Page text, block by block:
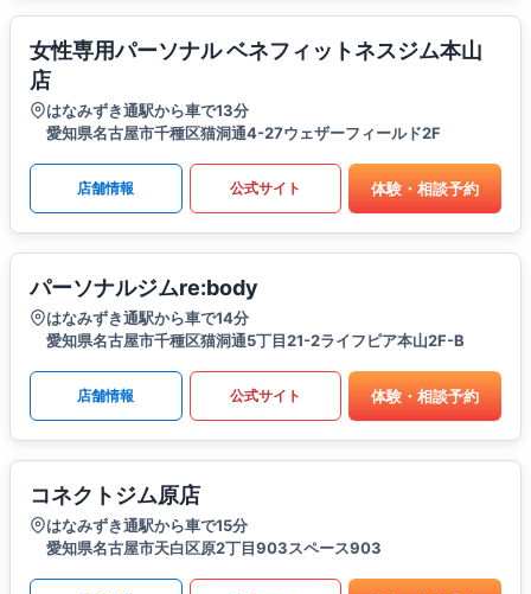
女性専用パーソナル ベネフィットネスジム本山
店
はなみずき通駅から車で13分
愛知県名古屋市千種区猫洞通4-27ウェザーフィールド2F
店舗情報 公式サイト 体験・相談予約
パーソナルジムre:body
はなみずき通駅から車で14分
愛知県名古屋市千種区猫洞通5丁目21-2ライフピア本山2F-B
店舗情報 公式サイト 体験・相談予約
コネクトジム原店
はなみずき通駅から車で15分
愛知県名古屋市天白区原2丁目903スペース903